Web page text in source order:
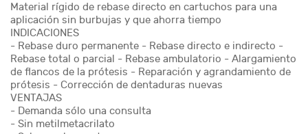
Material rígido de rebase directo en cartuchos para una
aplicación sin burbujas y que ahorra tiempo
INDICACIONES
- Rebase duro permanente - Rebase directo e indirecto -
Rebase total o parcial - Rebase ambulatorio - Alargamiento
de flancos de la prótesis - Reparación y agrandamiento de
prótesis - Corrección de dentaduras nuevas
VENTAJAS
- Demanda sólo una consulta
- Sin metilmetacrilato